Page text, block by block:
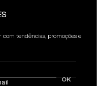
com tendências, promoções e
OK